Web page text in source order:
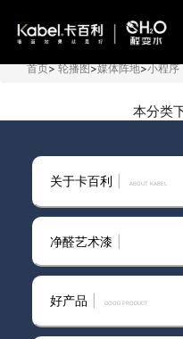
首页>轮播图>媒体阵地>小程序
本分类
关于卡百利 ABOUT KABEL
净醛艺术漆
好产品 GOOD PRODUCT